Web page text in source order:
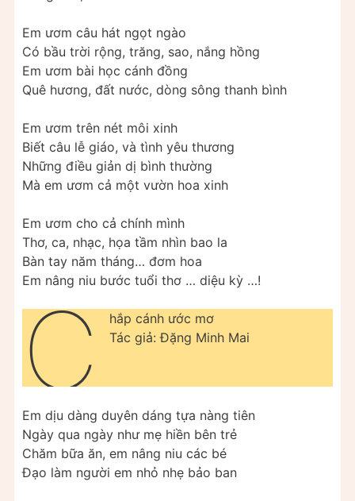
Em ươm câu hát ngọt ngào
Có bầu trời rộng, trăng, sao, nắng hồng
Em ươm bài học cánh đồng
Quê hương, đất nước, dòng sông thanh bình
Em ươm trên nét môi xinh
Biết câu lễ giáo, và tình yêu thương
Những điều giản dị bình thường
Mà em ươm cả một vườn hoa xinh
Em ươm cho cả chính mình
Thơ, ca, nhạc, họa tầm nhìn bao la
Bàn tay năm tháng… đơm hoa
Em nâng niu bước tuổi thơ … diệu kỳ …!
C
hắp cánh ước mơ
Tác giả: Đặng Minh Mai
Em dịu dàng duyên dáng tựa nàng tiên
Ngày qua ngày như mẹ hiền bên trẻ
Chăm bữa ăn, em nâng niu các bé
Đạo làm người em nhỏ nhẹ bảo ban